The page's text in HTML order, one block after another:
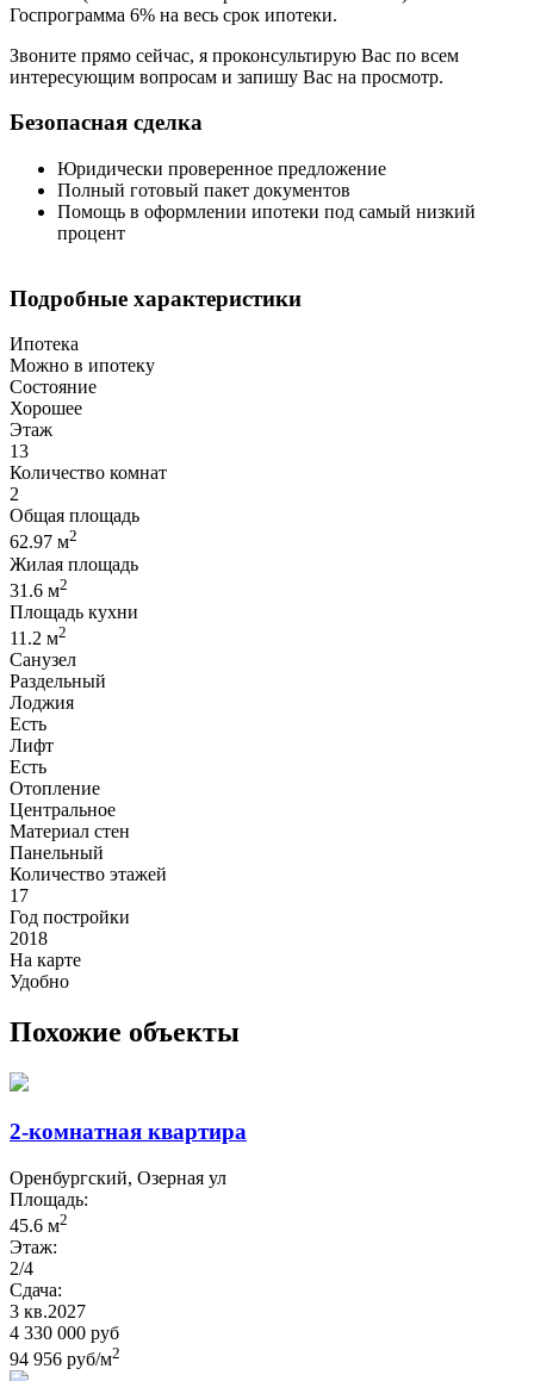
Госпрограмма 6% на весь срок ипотеки.
Звоните прямо сейчас, я проконсультирую Вас по всем
интересующим вопросам и запишу Вас на просмотр.
Безопасная сделка
Юридически проверенное предложение
Полный готовый пакет документов
Помощь в оформлении ипотеки под самый низкий
процент
Подробные характеристики
Ипотека
Можно в ипотеку
Состояние
Хорошее
Этаж
13
Количество комнат
2
Общая площадь
62.97 м2
Жилая площадь
31.6 м2
Площадь кухни
11.2 м2
Санузел
Раздельный
Лоджия
Есть
Лифт
Есть
Отопление
Центральное
Материал стен
Панельный
Количество этажей
17
Год постройки
2018
На карте
Удобно
Похожие объекты
2-комнатная квартира
Оренбургский, Озерная ул
Площадь:
45.6 м2
Этаж:
2/4
Сдача:
3 кв.2027
4 330 000 руб
94 956 руб/м2